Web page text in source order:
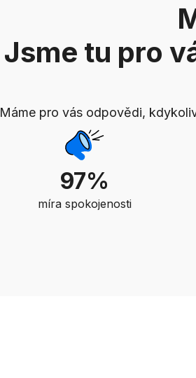
Jsme tu pro
Máme pro vás odpovědi,
97%
míra spokojenosti